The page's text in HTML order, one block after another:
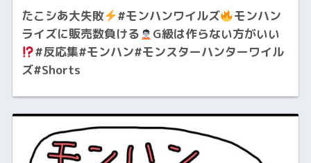
たこシあ大失敗 #モンハンワイルズ
モンハン
ライズに販売数負ける
G級は作らない方がいい
#反応集#モンハン#モンスターハンターワイル
ズ#Shorts